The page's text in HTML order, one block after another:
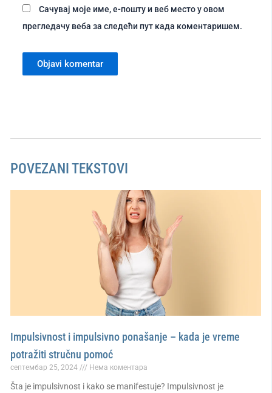
Сачувај моје име, е-пошту и веб место у овом
прегледачу веба за следећи пут када коментаришем.
POVEZANI TEKSTOVI
Impulsivnost i impulsivno ponašanje – kada je vreme
potražiti stručnu pomoć
септембар 25, 2024 Нема коментара
Šta je impulsivnost i kako se manifestuje? Impulsivnost je